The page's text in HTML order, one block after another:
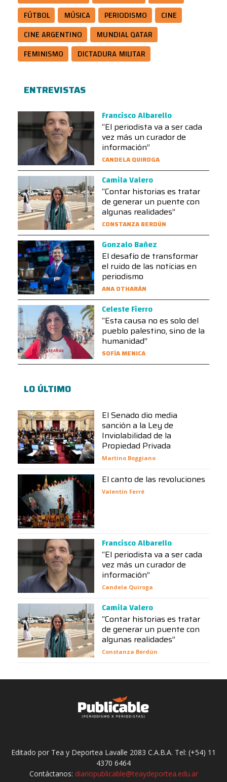
FÚTBOL
MÚSICA PERIODISMO
CINE
CINE ARGENTINO
MUNDIAL QATAR
FEMINISMO
DICTADURA MILITAR
ENTREVISTAS
Francisco Albarello
“El periodista va a ser cada
vez más un curador de
información”
CANDELA QUIROGA
Camila Valero
“Contar historias es tratar
de generar un puente con
algunas realidades”
CONSTANZA BERDÚN
Gonzalo Bañez
El desafío de transformar
el ruido de las noticias en
periodismo
ANA OTHARÁN
Celeste Fierro
“Esta causa no es solo del
pueblo palestino, sino de la
humanidad”
SOFÍA MENICA
LO ÚLTIMO
El Senado dio media
sanción a la Ley de
Inviolabilidad de la
Propiedad Privada
Martino Boggiano
El canto de las revoluciones
Valentín Ferré
Francisco Albarello
“El periodista va a ser cada
vez más un curador de
información”
Candela Quiroga
Camila Valero
“Contar historias es tratar
de generar un puente con
algunas realidades”
Constanza Berdún
Editado por Tea y Deportea Lavalle 2083 C.A.B.A. Tel: (+54) 11
4370 6464
Contáctanos: diariopublicable@teaydeportea.edu.ar